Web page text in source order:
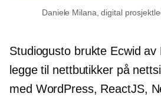
Daniele Milana, digital
Studiogusto brukte Ecwid
legge til nettbutikker på
med WordPress, ReactJS,